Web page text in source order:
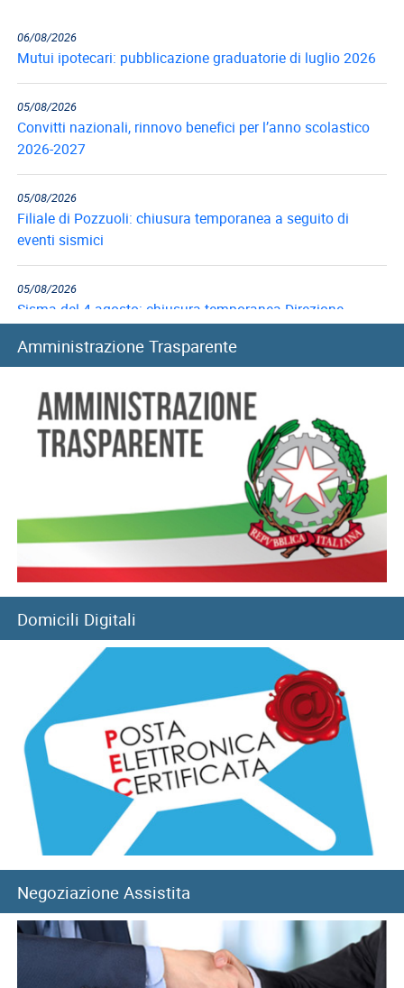
06/08/2026
Mutui ipotecari: pubblicazione graduatorie di luglio 2026
05/08/2026
Convitti nazionali, rinnovo benefici per l’anno scolastico
2026-2027
05/08/2026
Filiale di Pozzuoli: chiusura temporanea a seguito di
eventi sismici
05/08/2026
Sisma del 4 agosto: chiusura temporanea Direzione
provinciale di Pisa
Prestiti: i criteri di valutazione in caso di altre trattenute
05/08/2026
Fondo Telecomunicazioni: principali contenuti e istruzioni
05/08/2026
Fondo Casalinghe: chiusura conto corrente per
versamento contributi
05/08/2026
Maternità e lavoro: l’impegno per un futuro di pari
opportunità
05/08/2026
Assegno unico: esteso il servizio di video guida
personalizzata
06/08/2026
Long Term Care e Home Care Premium: le graduatorie di...
Amministrazione Trasparente
Domicili Digitali
Negoziazione Assistita